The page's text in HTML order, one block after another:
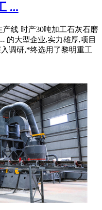
...
线 时产30吨加工石灰石磨
的大型企业,实力雄厚,项目
调研,*终选用了黎明重工